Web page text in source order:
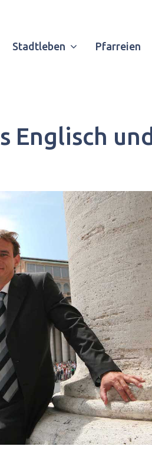
Stadtleben Pfarreien
Englisch und